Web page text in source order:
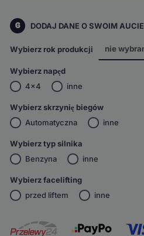
6 DODAJ DANE O SWOIM AUCIE
Wybierz rok produkcji
Wybierz napęd
4x4
inne
Wybierz skrzynię biegów
Automatyczna
inne
Wybierz typ silnika
Benzyna
inne
Wybierz facelifting
przed liftem
inne